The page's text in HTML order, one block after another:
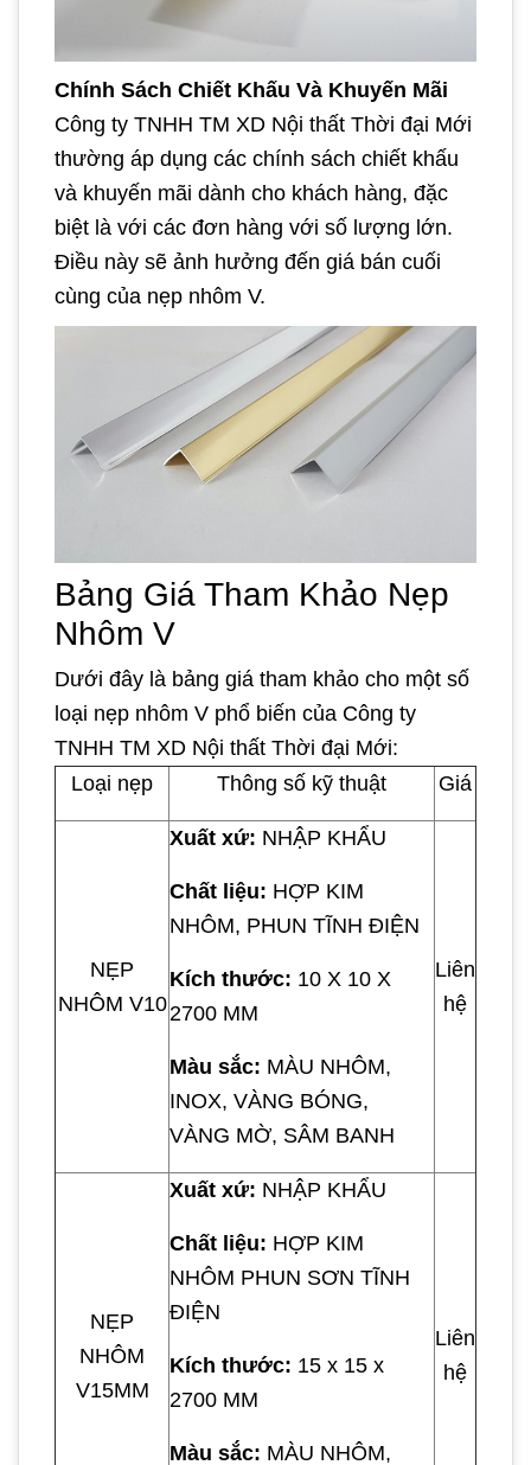
Chính Sách Chiết Khấu Và Khuyến Mãi
Công ty TNHH TM XD Nội thất Thời đại Mới
thường áp dụng các chính sách chiết khấu
và khuyến mãi dành cho khách hàng, đặc
biệt là với các đơn hàng với số lượng lớn.
Điều này sẽ ảnh hưởng đến giá bán cuối
cùng của nẹp nhôm V.
Bảng Giá Tham Khảo Nẹp
Nhôm V
Dưới đây là bảng giá tham khảo cho một số
loại nẹp nhôm V phổ biến của Công ty
TNHH TM XD Nội thất Thời đại Mới:
Loại nẹp
Thông số kỹ thuật Giá
NẸP
NHÔM V10
Xuất xứ: NHẬP KHẨU
Chất liệu: HỢP KIM
NHÔM, PHUN TĨNH ĐIỆN
Kích thước: 10 X 10 X
2700 MM
Màu sắc: MÀU NHÔM,
INOX, VÀNG BÓNG,
VÀNG MỜ, SÂM BANH
Liên
hệ
NẸP
NHÔM
V15MM
Xuất xứ: NHẬP KHẨU
Chất liệu: HỢP KIM
NHÔM PHUN SƠN TĨNH
ĐIỆN
Kích thước: 15 x 15 x
2700 MM
Màu sắc: MÀU NHÔM,
Liên
hệ